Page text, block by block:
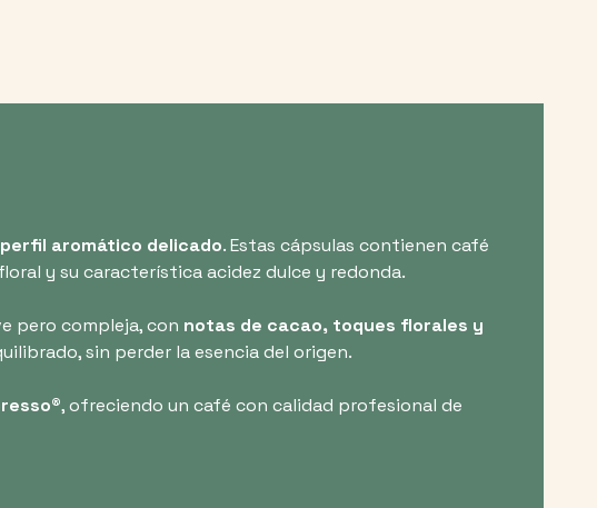
aromático delicado. Estas cápsulas contienen café
y su característica acidez dulce y redonda.
pero compleja, con notas de cacao, toques florales y
sin perder la esencia del origen.
, ofreciendo un café con calidad profesional de